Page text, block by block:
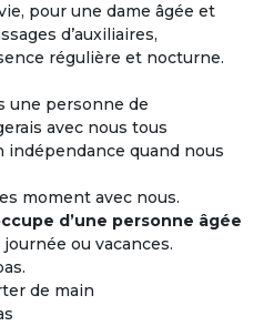
pour une dame âgée et
d’auxiliaires,
régulière et nocturne.
une personne de
avec nous tous
indépendance quand nous
moment avec nous.
d’une personne âgée
ou vacances.
de main